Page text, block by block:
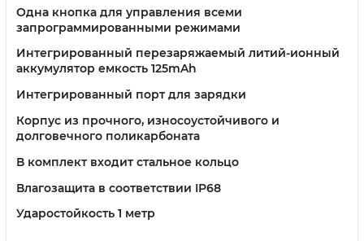
Одна кнопка для управления всеми
запрограммированными режимами
Интегрированный перезаряжаемый литий-ионный
аккумулятор емкость 125mAh
Интегрированный порт для зарядки
Корпус из прочного, износоустойчивого и
долговечного поликарбоната
В комплект входит стальное кольцо
Влагозащита в соответствии IP68
Ударостойкость 1 метр